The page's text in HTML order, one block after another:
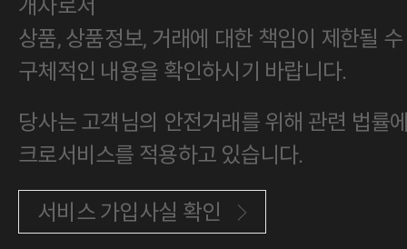
개자로서
상품, 상품정보, 거래에 대한 책임이 제한될
구체적인 내용을 확인하시기 바랍니다.
당사는 고객님의 안전거래를 위해 관련 법률
크로서비스를 적용하고 있습니다.
서비스 가입사실 확인